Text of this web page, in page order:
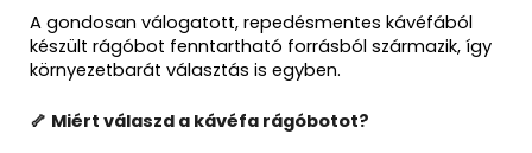
A gondosan válogatott, repedésmentes kávéfából
készült rágóbot fenntartható forrásból származik, így
környezetbarát választás is egyben.
🦴 Miért válaszd a kávéfa rágóbotot?